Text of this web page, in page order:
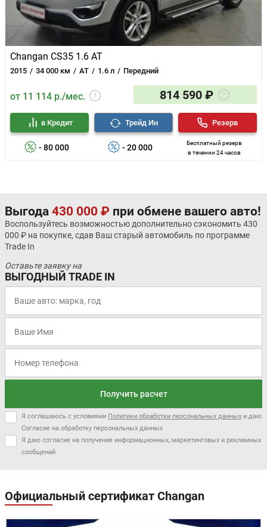
Changan CS35 1.6 AT
2015 34 000 км AT 1.6 л Передний
от 11 114 р./мес. 814 590 ₽
- 80 000
в Кредит
- 20 000
Трейд Ин
Бесплатный резерв
в течении 24 часов
Резерв
Выгода 430 000 ₽ при обмене вашего авто!
Воспользуйтесь возможностью дополнительно сэкономить 430
000 ₽ на покупке, сдав Ваш старый автомобиль по программе
Trade In
Оставьте заявку на
ВЫГОДНЫЙ TRADE IN
Получить расчет
Я соглашаюсь с условиями Политики обработки персональных данных и даю
Согласие на обработку персональных данных
Я даю согласие на получение информационных, маркетинговых и рекламных
сообщений
Официальный сертификат Changan